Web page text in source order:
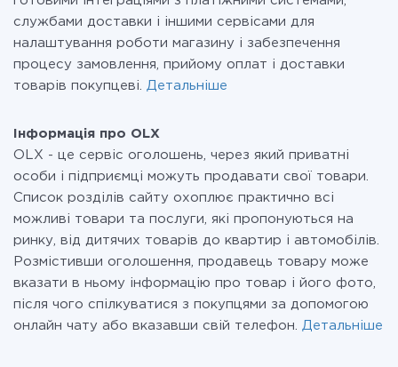
службами доставки і іншими сервісами для
налаштування роботи магазину і забезпечення
процесу замовлення, прийому оплат і доставки
товарів покупцеві. Детальніше
Інформація про OLX
OLX - це сервіс оголошень, через який приватні
особи і підприємці можуть продавати свої товари.
Список розділів сайту охоплює практично всі
можливі товари та послуги, які пропонуються на
ринку, від дитячих товарів до квартир і автомобілів.
Розмістивши оголошення, продавець товару може
вказати в ньому інформацію про товар і його фото,
після чого спілкуватися з покупцями за допомогою
онлайн чату або вказавши свій телефон. Детальніше